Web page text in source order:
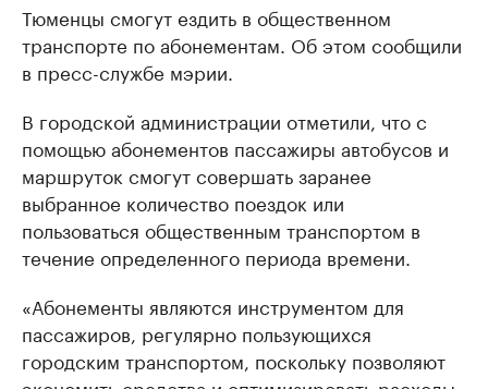
Тюменцы смогут ездить в общественном
транспорте по абонементам. Об этом сообщили
в пресс-службе мэрии.
В городской администрации отметили, что с
помощью абонементов пассажиры автобусов и
маршруток смогут совершать заранее
выбранное количество поездок или
пользоваться общественным транспортом в
течение определенного периода времени.
«Абонементы являются инструментом для
пассажиров, регулярно пользующихся
городским транспортом, поскольку позволяют